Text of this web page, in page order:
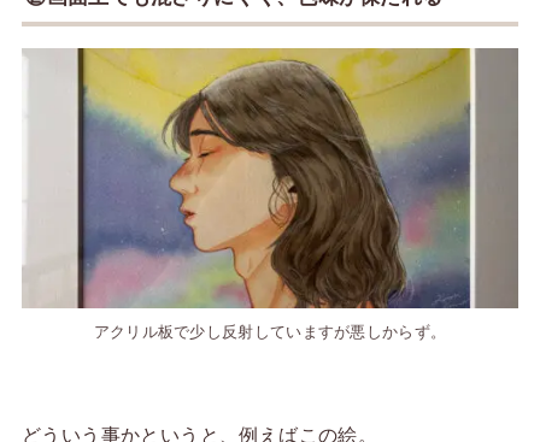
アクリル板で少し反射していますが悪しからず。
どういう事かというと、例えばこの絵。